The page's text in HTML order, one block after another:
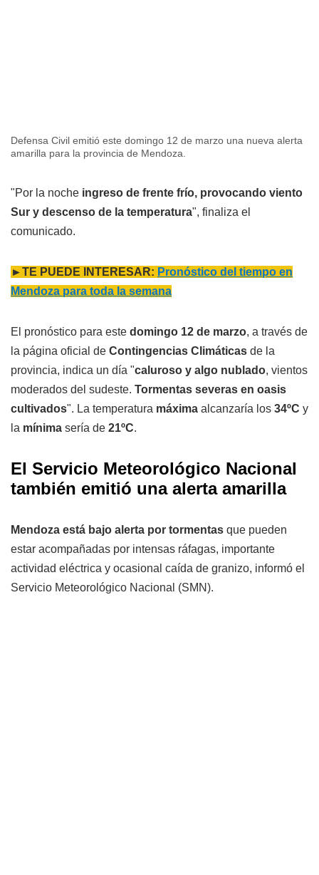
Defensa Civil emitió este domingo 12 de marzo una nueva alerta
amarilla para la provincia de Mendoza.
"Por la noche ingreso de frente frío, provocando viento
Sur y descenso de la temperatura", finaliza el
comunicado.
►TE PUEDE INTERESAR: Pronóstico del tiempo en
Mendoza para toda la semana
El pronóstico para este domingo 12 de marzo, a través de
la página oficial de Contingencias Climáticas de la
provincia, indica un día "caluroso y algo nublado, vientos
moderados del sudeste. Tormentas severas en oasis
cultivados". La temperatura máxima alcanzaría los 34ºC y
la mínima sería de 21ºC.
El Servicio Meteorológico Nacional
también emitió una alerta amarilla
Mendoza está bajo alerta por tormentas que pueden
estar acompañadas por intensas ráfagas, importante
actividad eléctrica y ocasional caída de granizo, informó el
Servicio Meteorológico Nacional (SMN).